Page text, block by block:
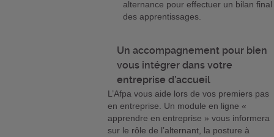
alternance pour effectuer un bilan final
des apprentissages.
Un accompagnement pour bien
vous intégrer dans votre
entreprise d’accueil
L’Afpa vous aide lors de vos premiers pas
en entreprise. Un module en ligne «
apprendre en entreprise » vous informera
sur le rôle de l’alternant, la posture à